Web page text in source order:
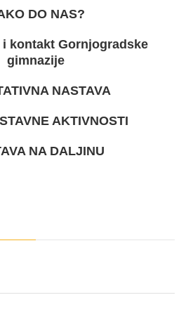
DO NAS?
i kontakt Gornjogradske
gimnazije
NASTAVA
AKTIVNOSTI
NA DALJINU